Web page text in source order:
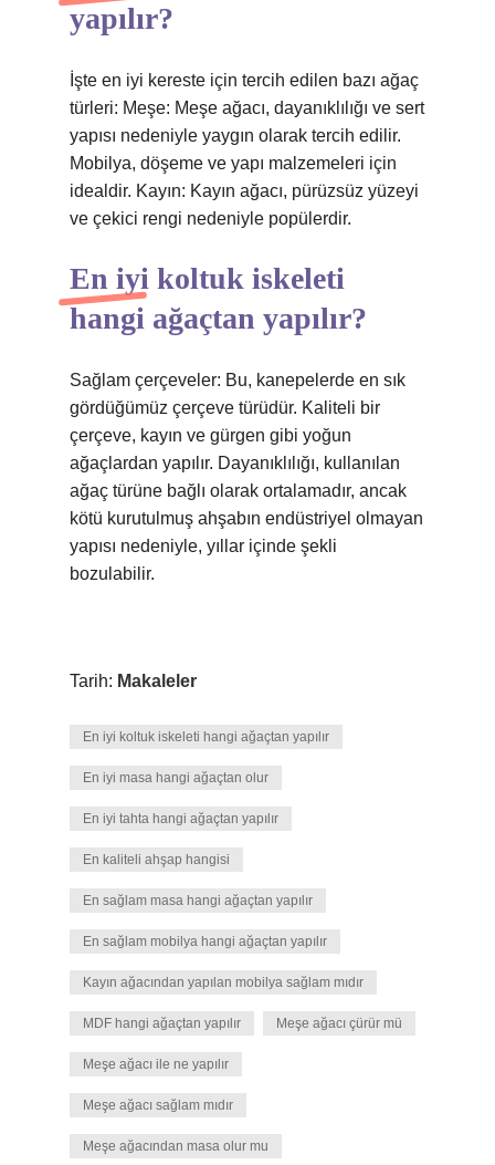
yapılır?
İşte en iyi kereste için tercih edilen bazı ağaç
türleri: Meşe: Meşe ağacı, dayanıklılığı ve sert
yapısı nedeniyle yaygın olarak tercih edilir.
Mobilya, döşeme ve yapı malzemeleri için
idealdir. Kayın: Kayın ağacı, pürüzsüz yüzeyi
ve çekici rengi nedeniyle popülerdir.
En iyi koltuk iskeleti
hangi ağaçtan yapılır?
Sağlam çerçeveler: Bu, kanepelerde en sık
gördüğümüz çerçeve türüdür. Kaliteli bir
çerçeve, kayın ve gürgen gibi yoğun
ağaçlardan yapılır. Dayanıklılığı, kullanılan
ağaç türüne bağlı olarak ortalamadır, ancak
kötü kurutulmuş ahşabın endüstriyel olmayan
yapısı nedeniyle, yıllar içinde şekli
bozulabilir.
Tarih: Makaleler
En iyi koltuk iskeleti hangi ağaçtan yapılır
En iyi masa hangi ağaçtan olur
En iyi tahta hangi ağaçtan yapılır
En kaliteli ahşap hangisi
En sağlam masa hangi ağaçtan yapılır
En sağlam mobilya hangi ağaçtan yapılır
Kayın ağacından yapılan mobilya sağlam mıdır
MDF hangi ağaçtan yapılır Meşe ağacı çürür mü
Meşe ağacı ile ne yapılır
Meşe ağacı sağlam mıdır
Meşe ağacından masa olur mu